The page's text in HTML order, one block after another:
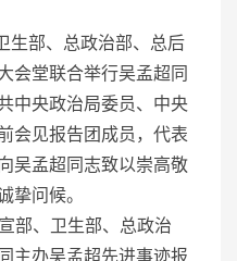
生部、总政治部、总后
会堂联合举行吴孟超同
中央政治局委员、中央
会见报告团成员，代表
吴孟超同志致以崇高敬
挚问候。
部、卫生部、总政治
主办吴孟超先进事迹报